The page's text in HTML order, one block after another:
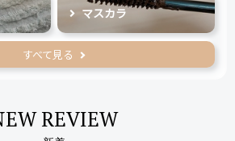
マスカラ
すべて見る
REVIEW